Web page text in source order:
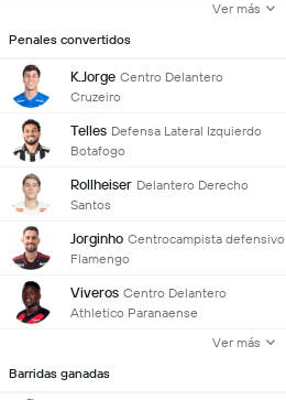
Ver más
Penales convertidos
K.Jorge Centro Delantero
Cruzeiro
Telles Defensa Lateral Izquierdo
Botafogo
Rollheiser Delantero Derecho
Santos
Jorginho Centrocampista defensivo
Flamengo
Viveros Centro Delantero
Athletico Paranaense
Ver más
Barridas ganadas